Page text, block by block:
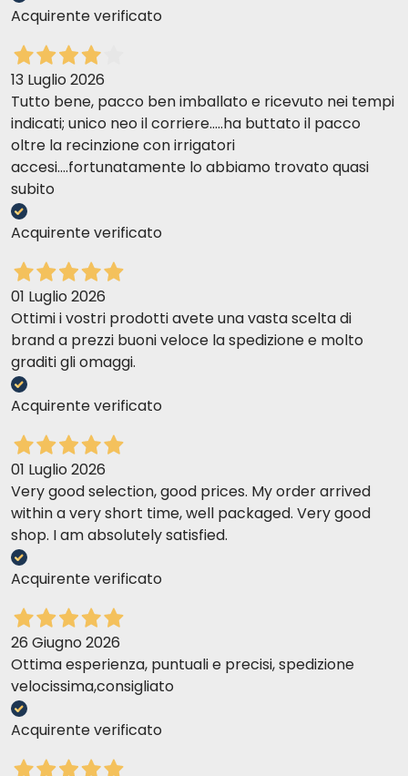
Acquirente verificato
13 Luglio 2026
Tutto bene, pacco ben imballato e ricevuto nei tempi
indicati; unico neo il corriere.....ha buttato il pacco
oltre la recinzione con irrigatori
accesi....fortunatamente lo abbiamo trovato quasi
subito
Acquirente verificato
01 Luglio 2026
Ottimi i vostri prodotti avete una vasta scelta di
brand a prezzi buoni veloce la spedizione e molto
graditi gli omaggi.
Acquirente verificato
01 Luglio 2026
Very good selection, good prices. My order arrived
within a very short time, well packaged. Very good
shop. I am absolutely satisfied.
Acquirente verificato
26 Giugno 2026
Ottima esperienza, puntuali e precisi, spedizione
velocissima,consigliato
Acquirente verificato